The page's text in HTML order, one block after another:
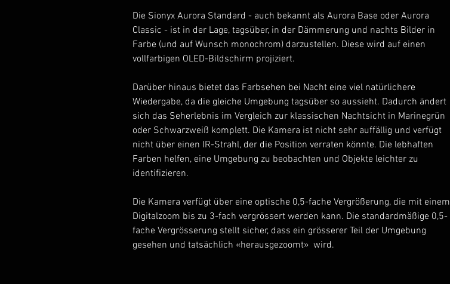
Die Sionyx Aurora Standard - auch bekannt als Aurora Base oder Aurora
Classic - ist in der Lage, tagsüber, in der Dämmerung und nachts Bilder in
Farbe (und auf Wunsch monochrom) darzustellen. Diese wird auf einen
vollfarbigen OLED-Bildschirm projiziert.
Darüber hinaus bietet das Farbsehen bei Nacht eine viel natürlichere
Wiedergabe, da die gleiche Umgebung tagsüber so aussieht. Dadurch ändert
sich das Seherlebnis im Vergleich zur klassischen Nachtsicht in Marinegrün
oder Schwarzweiß komplett. Die Kamera ist nicht sehr auffällig und verfügt
nicht über einen IR-Strahl, der die Position verraten könnte. Die lebhaften
Farben helfen, eine Umgebung zu beobachten und Objekte leichter zu
identifizieren.
Die Kamera verfügt über eine optische 0,5-fache Vergrößerung, die mit einem
Digitalzoom bis zu 3-fach vergrössert werden kann. Die standardmäßige 0,5-
fache Vergrösserung stellt sicher, dass ein grösserer Teil der Umgebung
gesehen und tatsächlich «herausgezoomt» wird.